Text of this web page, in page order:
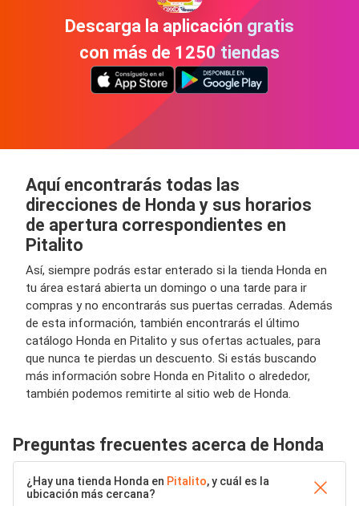
Descarga la aplicación gratis
con más de 1250 tiendas
Aquí encontrarás todas las
direcciones de Honda y sus horarios
de apertura correspondientes en
Pitalito
Así, siempre podrás estar enterado si la tienda Honda en
tu área estará abierta un domingo o una tarde para ir
compras y no encontrarás sus puertas cerradas. Además
de esta información, también encontrarás el último
catálogo Honda en Pitalito y sus ofertas actuales, para
que nunca te pierdas un descuento. Si estás buscando
más información sobre Honda en Pitalito o alrededor,
también podemos remitirte al sitio web de Honda.
Preguntas frecuentes acerca de Honda
¿Hay una tienda Honda en Pitalito, y cuál es la
ubicación más cercana?